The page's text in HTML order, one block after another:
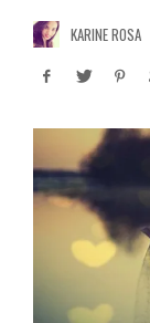
KARINE ROSA